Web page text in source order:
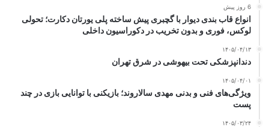
6 روز پیش
انواع قاب بندی دیوار با گچبری پیش ساخته پلی یورتان دکارت؛ تحولی
لوکس، فوری و بدون تخریب در دکوراسیون داخلی
۱۴۰۵/۰۴/۱۳
دندانپزشکی تحت بیهوشی در شرق تهران
۱۴۰۵/۰۴/۰۱
ویژگی‌های فنی و بدنی مهدی سالاروند؛ بازیکنی با توانایی بازی در چند
پست
۱۴۰۵/۰۳/۲۴